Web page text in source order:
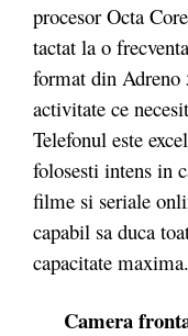
procesor Octa
tactat la o
format din
activitate ce
Telefonul este
folosesti intens in
filme si seriale
capabil sa duca
capacitate maxima.
Camera